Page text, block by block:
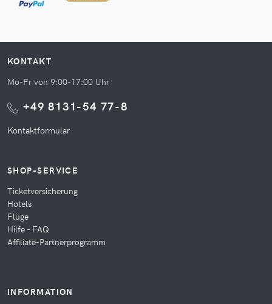
KONTAKT
Mo-Fr von 9:00-17:00 Uhr
+49 8131-54 77-8
Kontaktformular
SHOP-SERVICE
Ticketversicherung
Hotels
Flüge
Hilfe - FAQ
Affiliate-Partnerprogramm
INFORMATION